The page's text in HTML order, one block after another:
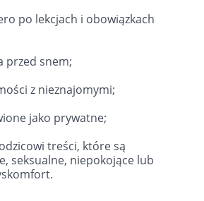
po lekcjach i obowiązkach
przed snem;
z nieznajomymi;
jako prywatne;
treści, które są
seksualne, niepokojące lub